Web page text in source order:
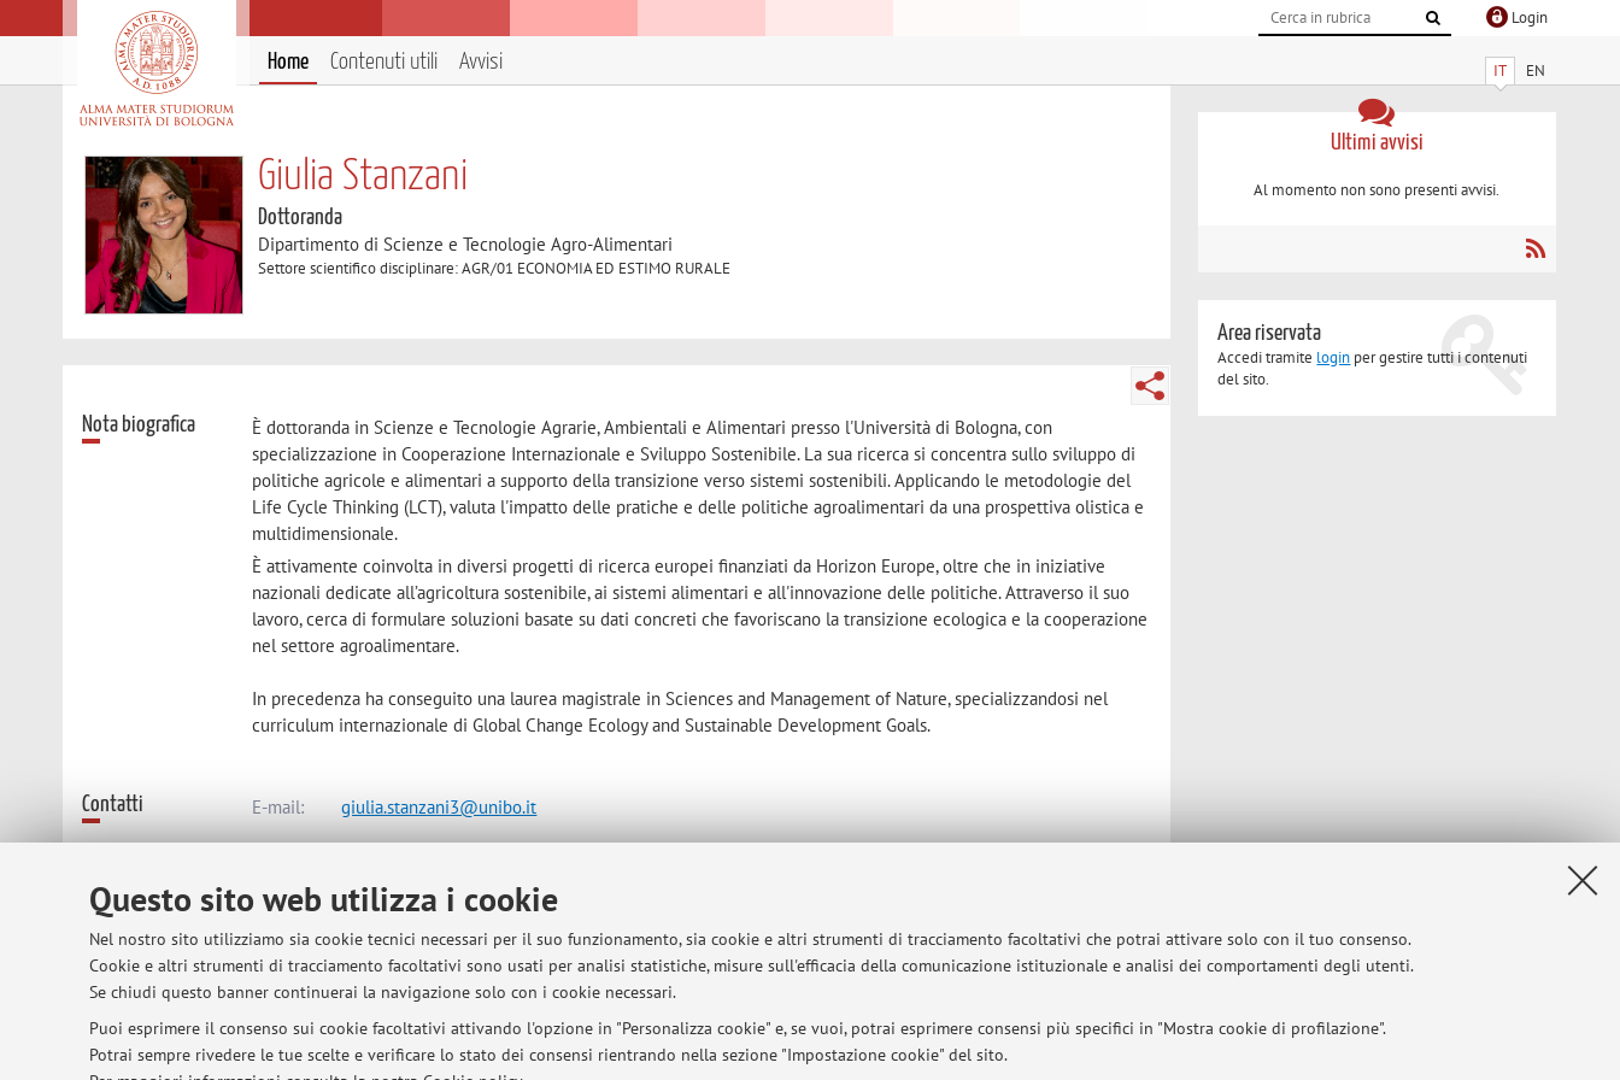
Questo sito web utilizza i cookie
Nel nostro sito utilizziamo sia cookie tecnici necessari per il suo funzionamento, sia cookie e altri strumenti di tracciamento facoltativi che potrai attivare solo con il tuo consenso.
Cookie e altri strumenti di tracciamento facoltativi sono usati per analisi statistiche, misure sull'efficacia della comunicazione istituzionale e analisi dei comportamenti degli utenti.
Se chiudi questo banner continuerai la navigazione solo con i cookie necessari.
Puoi esprimere il consenso sui cookie facoltativi attivando l'opzione in "Personalizza cookie" e, se vuoi, potrai esprimere consensi più specifici in "Mostra cookie di profilazione".
Potrai sempre rivedere le tue scelte e verificare lo stato dei consensi rientrando nella sezione "Impostazione cookie" del sito.
Login
IT EN
Home Contenuti utili Avvisi
Giulia Stanzani
Dottoranda
Dipartimento di Scienze e Tecnologie Agro-Alimentari
Settore scientifico disciplinare: AGR/01 ECONOMIA ED ESTIMO RURALE
Nota biografica
È dottoranda in Scienze e Tecnologie Agrarie, Ambientali e Alimentari presso l'Università di Bologna, con
specializzazione in Cooperazione Internazionale e Sviluppo Sostenibile. La sua ricerca si concentra sullo sviluppo di
politiche agricole e alimentari a supporto della transizione verso sistemi sostenibili. Applicando le metodologie del
Life Cycle Thinking (LCT), valuta l'impatto delle pratiche e delle politiche agroalimentari da una prospettiva olistica e
multidimensionale.
È attivamente coinvolta in diversi progetti di ricerca europei finanziati da Horizon Europe, oltre che in iniziative
nazionali dedicate all’agricoltura sostenibile, ai sistemi alimentari e all'innovazione delle politiche. Attraverso il suo
lavoro, cerca di formulare soluzioni basate su dati concreti che favoriscano la transizione ecologica e la cooperazione
nel settore agroalimentare.
In precedenza ha conseguito una laurea magistrale in Sciences and Management of Nature, specializzandosi nel
curriculum internazionale di Global Change Ecology and Sustainable Development Goals.
Contatti E-mail: giulia.stanzani3@unibo.it
Dipartimento di Scienze e Tecnologie Agro-Alimentari
Risorse in rete ORCID
Ultimi avvisi
Al momento non sono presenti avvisi.
Area riservata
Accedi tramite login per gestire tutti i contenuti
del sito.